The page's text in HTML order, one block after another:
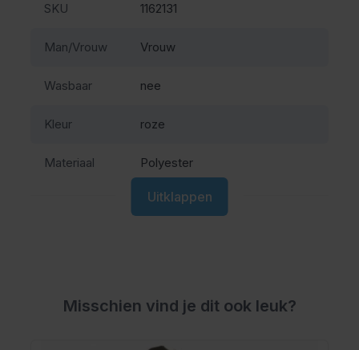
SKU 1162131
Man/Vrouw Vrouw
Wasbaar nee
Kleur roze
Materiaal Polyester
Uitklappen
Misschien vind je dit ook leuk?
Navigeren door de elementen van de carrousel is
Druk om carrousel over te slaan
Druk op om naar carrouselnavigatie te gaan